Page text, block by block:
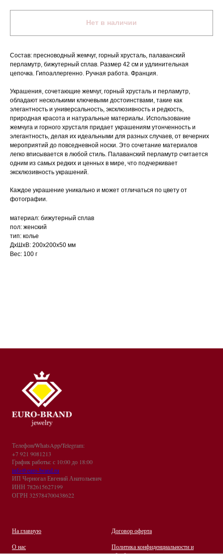
Нет в наличии
Состав: пресноводный жемчуг, горный хрусталь, палаванский
перламутр, бижутерный сплав. Размер 42 см и удлинительная
цепочка. Гипоаллергенно. Ручная работа. Франция.
Украшения, сочетающие жемчуг, горный хрусталь и перламутр,
обладают несколькими ключевыми достоинствами, такие как
элегантность и универсальность, эксклюзивность и редкость,
природная красота и натуральные материалы. Использование
жемчуга и горного хрусталя придает украшениям утонченность и
элегантность, делая их идеальными для разных случаев, от вечерних
мероприятий до повседневной носки. Это сочетание материалов
легко вписывается в любой стиль. Палаванский перламутр считается
одним из самых редких и ценных в мире, что подчеркивает
эксклюзивность украшений.
Каждое украшение уникально и может отличаться по цвету от
фотографии.
материал: бижутерный сплав
пол: женский
тип: колье
ДxШxВ: 200x200x50 мм
Вес: 100 г
Телефон/WhatsApp/Telegram:
+7 921 9081213
График работы: с 10:00 до 18:00
info@euro-brand.ru
ИП Черногал Евгений Анатольевич
ИНН 782615627199
ОГРН 325784700438622
На главную
О нас
Договор оферта
Политика конфиденциальности и